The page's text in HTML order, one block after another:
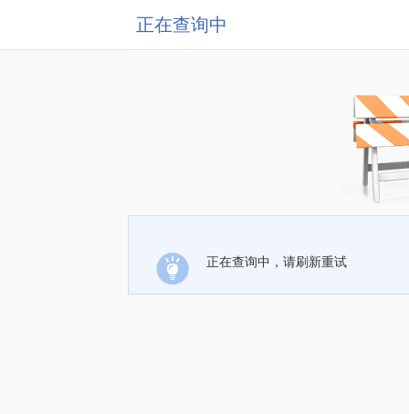
正在查询中
正在查询中，请刷新重试